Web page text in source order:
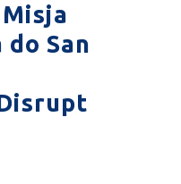
do San